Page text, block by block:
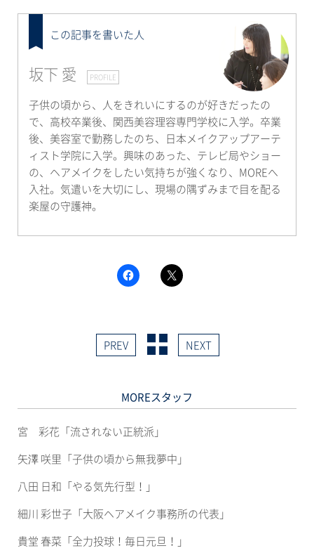
この記事を書いた人
坂下 愛 PROFILE
子供の頃から、人をきれいにするのが好きだったの
で、高校卒業後、関西美容理容専門学校に入学。卒業
後、美容室で勤務したのち、日本メイクアップアーテ
ィスト学院に入学。興味のあった、テレビ局やショー
の、ヘアメイクをしたい気持ちが強くなり、MOREへ
入社。気遣いを大切にし、現場の隅ずみまで目を配る
楽屋の守護神。
F
a
k
共
に
は
ク
ッ
ク
て
く
さ
い
し
い
ィ
ン
ク
リ
で
共
有
ウ
ィ
ン
き
ま
PREV NEXT
MOREスタッフ
宮 彩花「流されない正統派」
矢澤 咲里「子供の頃から無我夢中」
八田 日和「やる気先行型！」
細川 彩世子「大阪ヘアメイク事務所の代表」
貴堂 春菜「全力投球！毎日元旦！」